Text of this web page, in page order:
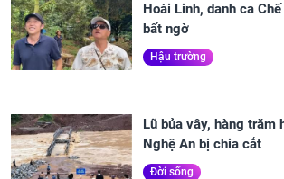
Hoài Linh, danh ca
bất ngờ
Hậu trường
Lũ bủa vây, hàng trăm
Nghệ An bị chia cắt
Đời sống